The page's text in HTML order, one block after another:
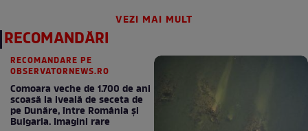
VEZI MAI MULT
RECOMANDĂRI
RECOMANDARE PE
OBSERVATORNEWS.RO
Comoara veche de 1.700 de ani
scoasă la iveală de seceta de
pe Dunăre, între România şi
Bulgaria. Imagini rare